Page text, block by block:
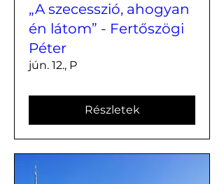
„A szecesszió, ahogyan
én látom” - Fertőszögi
Péter
jún. 12., P
Részletek